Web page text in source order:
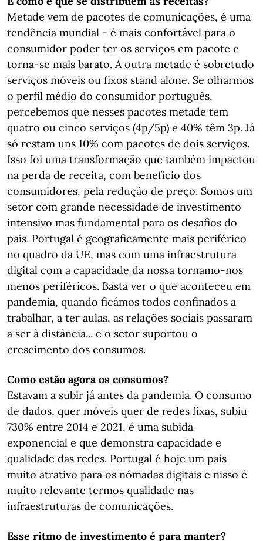
Metade vem de pacotes de comunicações, é uma
tendência mundial - é mais confortável para o
consumidor poder ter os serviços em pacote e
torna-se mais barato. A outra metade é sobretudo
serviços móveis ou fixos stand alone. Se olharmos
o perfil médio do consumidor português,
percebemos que nesses pacotes metade tem
quatro ou cinco serviços (4p/5p) e 40% têm 3p. Já
só restam uns 10% com pacotes de dois serviços.
Isso foi uma transformação que também impactou
na perda de receita, com benefício dos
consumidores, pela redução de preço. Somos um
setor com grande necessidade de investimento
intensivo mas fundamental para os desafios do
país. Portugal é geograficamente mais periférico
no quadro da UE, mas com uma infraestrutura
digital com a capacidade da nossa tornamo-nos
menos periféricos. Basta ver o que aconteceu em
pandemia, quando ficámos todos confinados a
trabalhar, a ter aulas, as relações sociais passaram
a ser à distância... e o setor suportou o
crescimento dos consumos.
Como estão agora os consumos?
Estavam a subir já antes da pandemia. O consumo
de dados, quer móveis quer de redes fixas, subiu
730% entre 2014 e 2021, é uma subida
exponencial e que demonstra capacidade e
qualidade das redes. Portugal é hoje um país
muito atrativo para os nómadas digitais e nisso é
muito relevante termos qualidade nas
infraestruturas de comunicações.
Esse ritmo de investimento é para manter?